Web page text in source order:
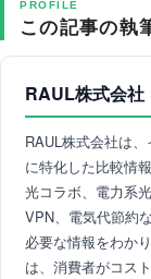
PROFILE
この記事の執
RAUL株式会社
RAUL株式会社は
に特化した比較情
光コラボ、電力系
VPN、電気代節約
必要な情報をわか
は、消費者がコス